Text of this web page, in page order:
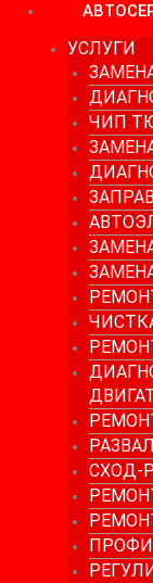
УСЛУГИ
ЧИП
СХОД-